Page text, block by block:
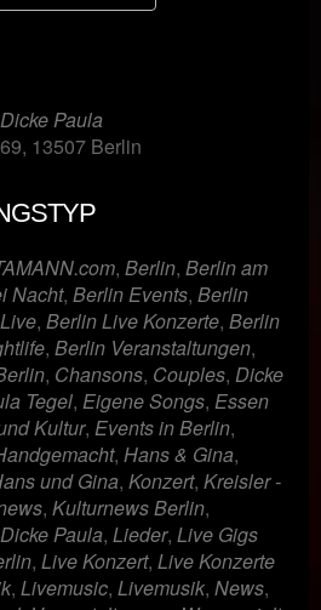
Paula
13507 Berlin
, Berlin, Berlin am
Nacht, Berlin Events, Berlin
, Berlin Live Konzerte, Berlin
, Berlin Veranstaltungen,
, Chansons, Couples, Dicke
Tegel, Eigene Songs, Essen
Kultur, Events in Berlin,
, Hans & Gina,
und Gina, Konzert, Kreisler -
, Kulturnews Berlin,
Paula, Lieder, Live Gigs
, Live Konzert, Live Konzerte
, Livemusic, Livemusik, News,